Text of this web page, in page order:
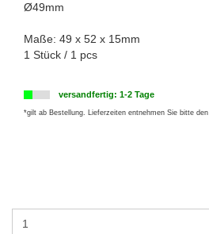
Ø49mm
Maße: 49 x 52 x 15mm
1 Stück / 1 pcs
versandfertig: 1-2 Tage
*gilt ab Bestellung. Lieferzeiten entnehmen Sie bitte den